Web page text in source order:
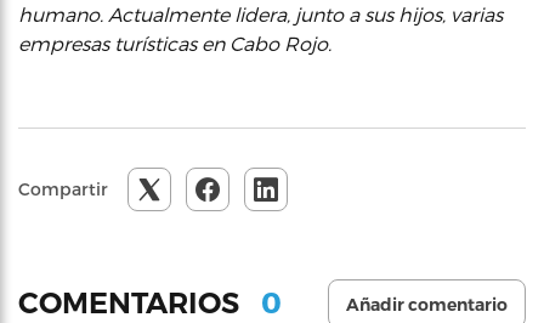
humano. Actualmente lidera, junto a sus hijos, varias
empresas turísticas en Cabo Rojo.
Compartir
COMENTARIOS 0 Añadir comentario